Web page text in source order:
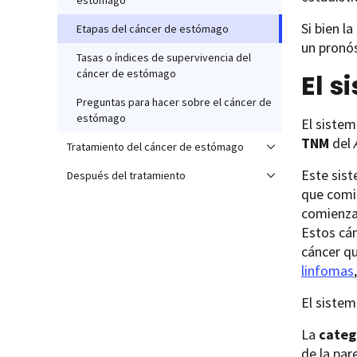
Etapas del cáncer de estómago
Tasas o índices de supervivencia del
cáncer de estómago
Preguntas para hacer sobre el cáncer de
estómago
Tratamiento del cáncer de estómago
Después del tratamiento
Si bien
un
El
El
TNM del
Este
que
Estos
cáncer
linfomas
El
La